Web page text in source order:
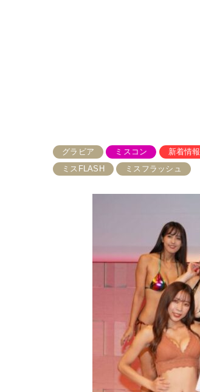
グラビア ミスコン
新着情報
ミスFLASH
ミスフラッシュ